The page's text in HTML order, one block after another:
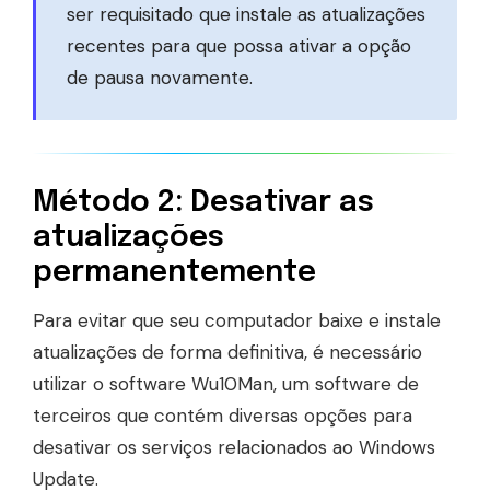
ser requisitado que instale as atualizações
recentes para que possa ativar a opção
de pausa novamente.
Método 2: Desativar as
atualizações
permanentemente
Para evitar que seu computador baixe e instale
atualizações de forma definitiva, é necessário
utilizar o software Wu10Man, um software de
terceiros que contém diversas opções para
desativar os serviços relacionados ao Windows
Update.